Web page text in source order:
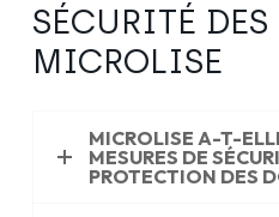
SÉCURITÉ DES
MICROLISE
MICROLISE A-T-
MESURES DE
PROTECTION DES